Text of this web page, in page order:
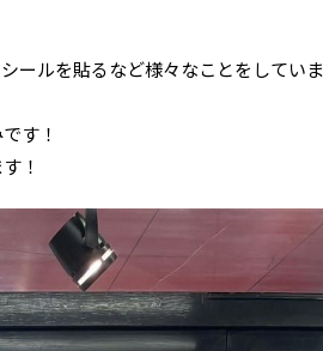
ールを貼るなど様々なことをしていま
す！
！